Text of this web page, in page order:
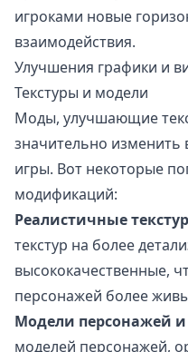
игроками новые
взаимодействия.
Улучшения графики и
Текстуры и модели
Моды, улучшающие
значительно изменить
игры. Вот некоторые
модификаций:
Реалистичные
текстур на более
высококачественные,
персонажей более
Модели персонажей
моделей персонажей,